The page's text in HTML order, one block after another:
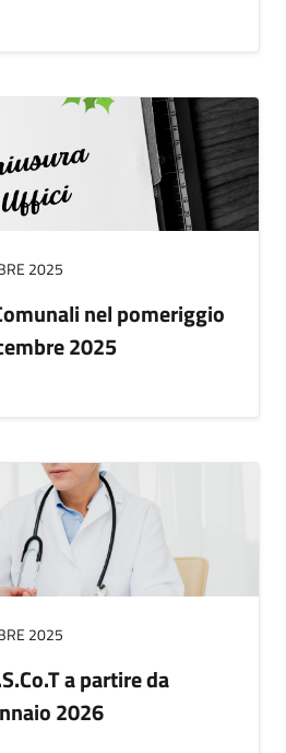
2025
nel pomeriggio
2025
2025
a partire da
2026